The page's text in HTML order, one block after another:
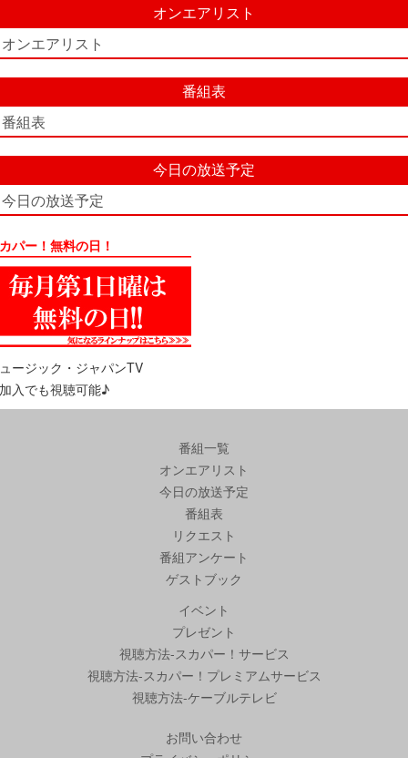
オンエアリスト
オンエアリスト
番組表
番組表
今日の放送予定
今日の放送予定
パー！無料の日！
ージック・ジャパンTV
入でも視聴可能♪
番組一覧
オンエアリスト
今日の放送予定
番組表
リクエスト
番組アンケート
ゲストブック
イベント
プレゼント
視聴方法-スカパー！サービス
視聴方法-スカパー！プレミアムサービス
視聴方法-ケーブルテレビ
お問い合わせ